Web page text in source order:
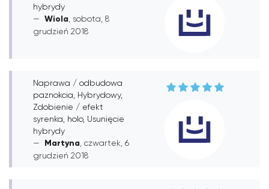
hybrydy
Wiola , sobota, 8
grudzień 2018
Naprawa / odbudowa
paznokcia, Hybrydowy,
Zdobienie / efekt
syrenka, holo, Usunięcie
hybrydy
Martyna , czwartek, 6
grudzień 2018